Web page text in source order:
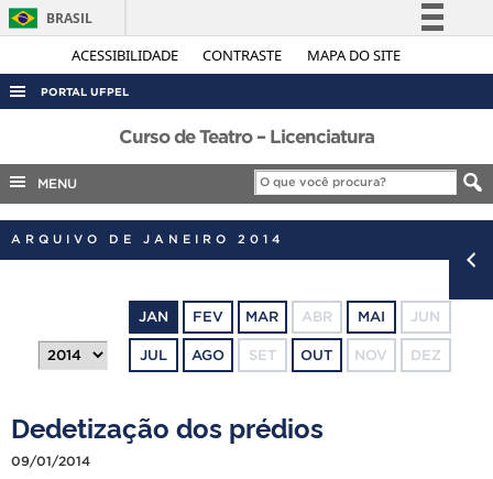
ACESSIBILIDADE CONTRASTE MAPA DO SITE
BRASIL
Simplifique!
Legislação
Canais
PORTAL UFPEL
ACESSO À INFORMAÇÃO
AUDITORIA
COBALTO
CONCURSOS
OUVIDORIA
TELEFONES
Curso de Teatro – Licenciatura
MENU
ARQUIVO DE JANEIRO 2014
JAN FEV MAR ABR MAI JUN
JUL AGO SET OUT NOV DEZ
Dedetização dos prédios
09/01/2014